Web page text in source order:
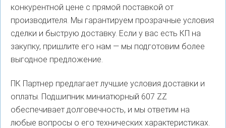
конкурентной цене с прямой поставкой от
производителя. Мы гарантируем прозрачные условия
сделки и быструю доставку. Если у вас есть КП на
закупку, пришлите его нам — мы подготовим более
выгодное предложение.
ПК Партнер предлагает лучшие условия доставки и
оплаты. Подшипник миниатюрный 607 ZZ
обеспечивает долговечность, и мы ответим на
любые вопросы о его технических характеристиках.